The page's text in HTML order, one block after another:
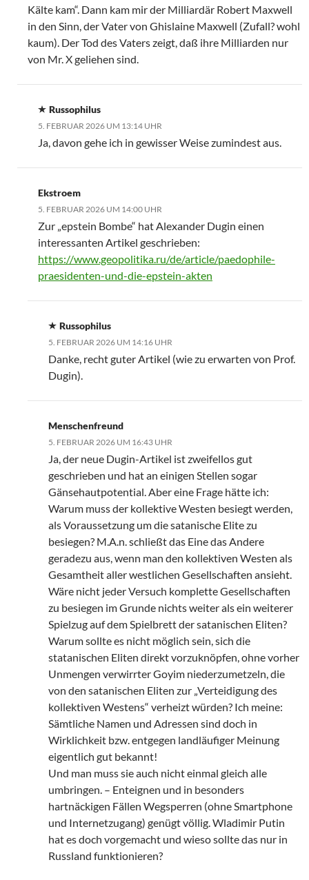
Kälte kam“. Dann kam mir der Milliardär Robert Maxwell
in den Sinn, der Vater von Ghislaine Maxwell (Zufall? wohl
kaum). Der Tod des Vaters zeigt, daß ihre Milliarden nur
von Mr. X geliehen sind.
Russophilus
5. FEBRUAR 2026 UM 13:14 UHR
Ja, davon gehe ich in gewisser Weise zumindest aus.
Ekstroem
5. FEBRUAR 2026 UM 14:00 UHR
Zur „epstein Bombe“ hat Alexander Dugin einen
interessanten Artikel geschrieben:
https://www.geopolitika.ru/de/article/paedophile-
praesidenten-und-die-epstein-akten
Russophilus
5. FEBRUAR 2026 UM 14:16 UHR
Danke, recht guter Artikel (wie zu erwarten von Prof.
Dugin).
Menschenfreund
5. FEBRUAR 2026 UM 16:43 UHR
Ja, der neue Dugin-Artikel ist zweifellos gut
geschrieben und hat an einigen Stellen sogar
Gänsehautpotential. Aber eine Frage hätte ich:
Warum muss der kollektive Westen besiegt werden,
als Voraussetzung um die satanische Elite zu
besiegen? M.A.n. schließt das Eine das Andere
geradezu aus, wenn man den kollektiven Westen als
Gesamtheit aller westlichen Gesellschaften ansieht.
Wäre nicht jeder Versuch komplette Gesellschaften
zu besiegen im Grunde nichts weiter als ein weiterer
Spielzug auf dem Spielbrett der satanischen Eliten?
Warum sollte es nicht möglich sein, sich die
statanischen Eliten direkt vorzuknöpfen, ohne vorher
Unmengen verwirrter Goyim niederzumetzeln, die
von den satanischen Eliten zur „Verteidigung des
kollektiven Westens“ verheizt würden? Ich meine:
Sämtliche Namen und Adressen sind doch in
Wirklichkeit bzw. entgegen landläufiger Meinung
eigentlich gut bekannt!
Und man muss sie auch nicht einmal gleich alle
umbringen. – Enteignen und in besonders
hartnäckigen Fällen Wegsperren (ohne Smartphone
und Internetzugang) genügt völlig. Wladimir Putin
hat es doch vorgemacht und wieso sollte das nur in
Russland funktionieren?